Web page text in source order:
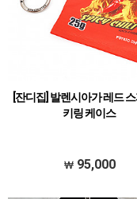
[잔디집] 발렌시아가 레드
키링 케이스
95,000